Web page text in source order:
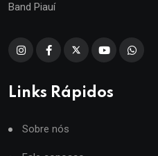
Band Piauí
Links Rápidos
Sobre nós